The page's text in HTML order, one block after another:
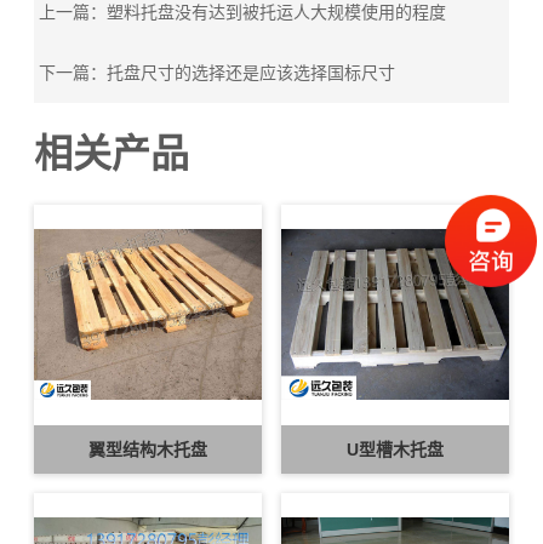
上一篇：塑料托盘没有达到被托运人大规模使用的程度
下一篇：托盘尺寸的选择还是应该选择国标尺寸
相关产品
翼型结构木托盘 U型槽木托盘